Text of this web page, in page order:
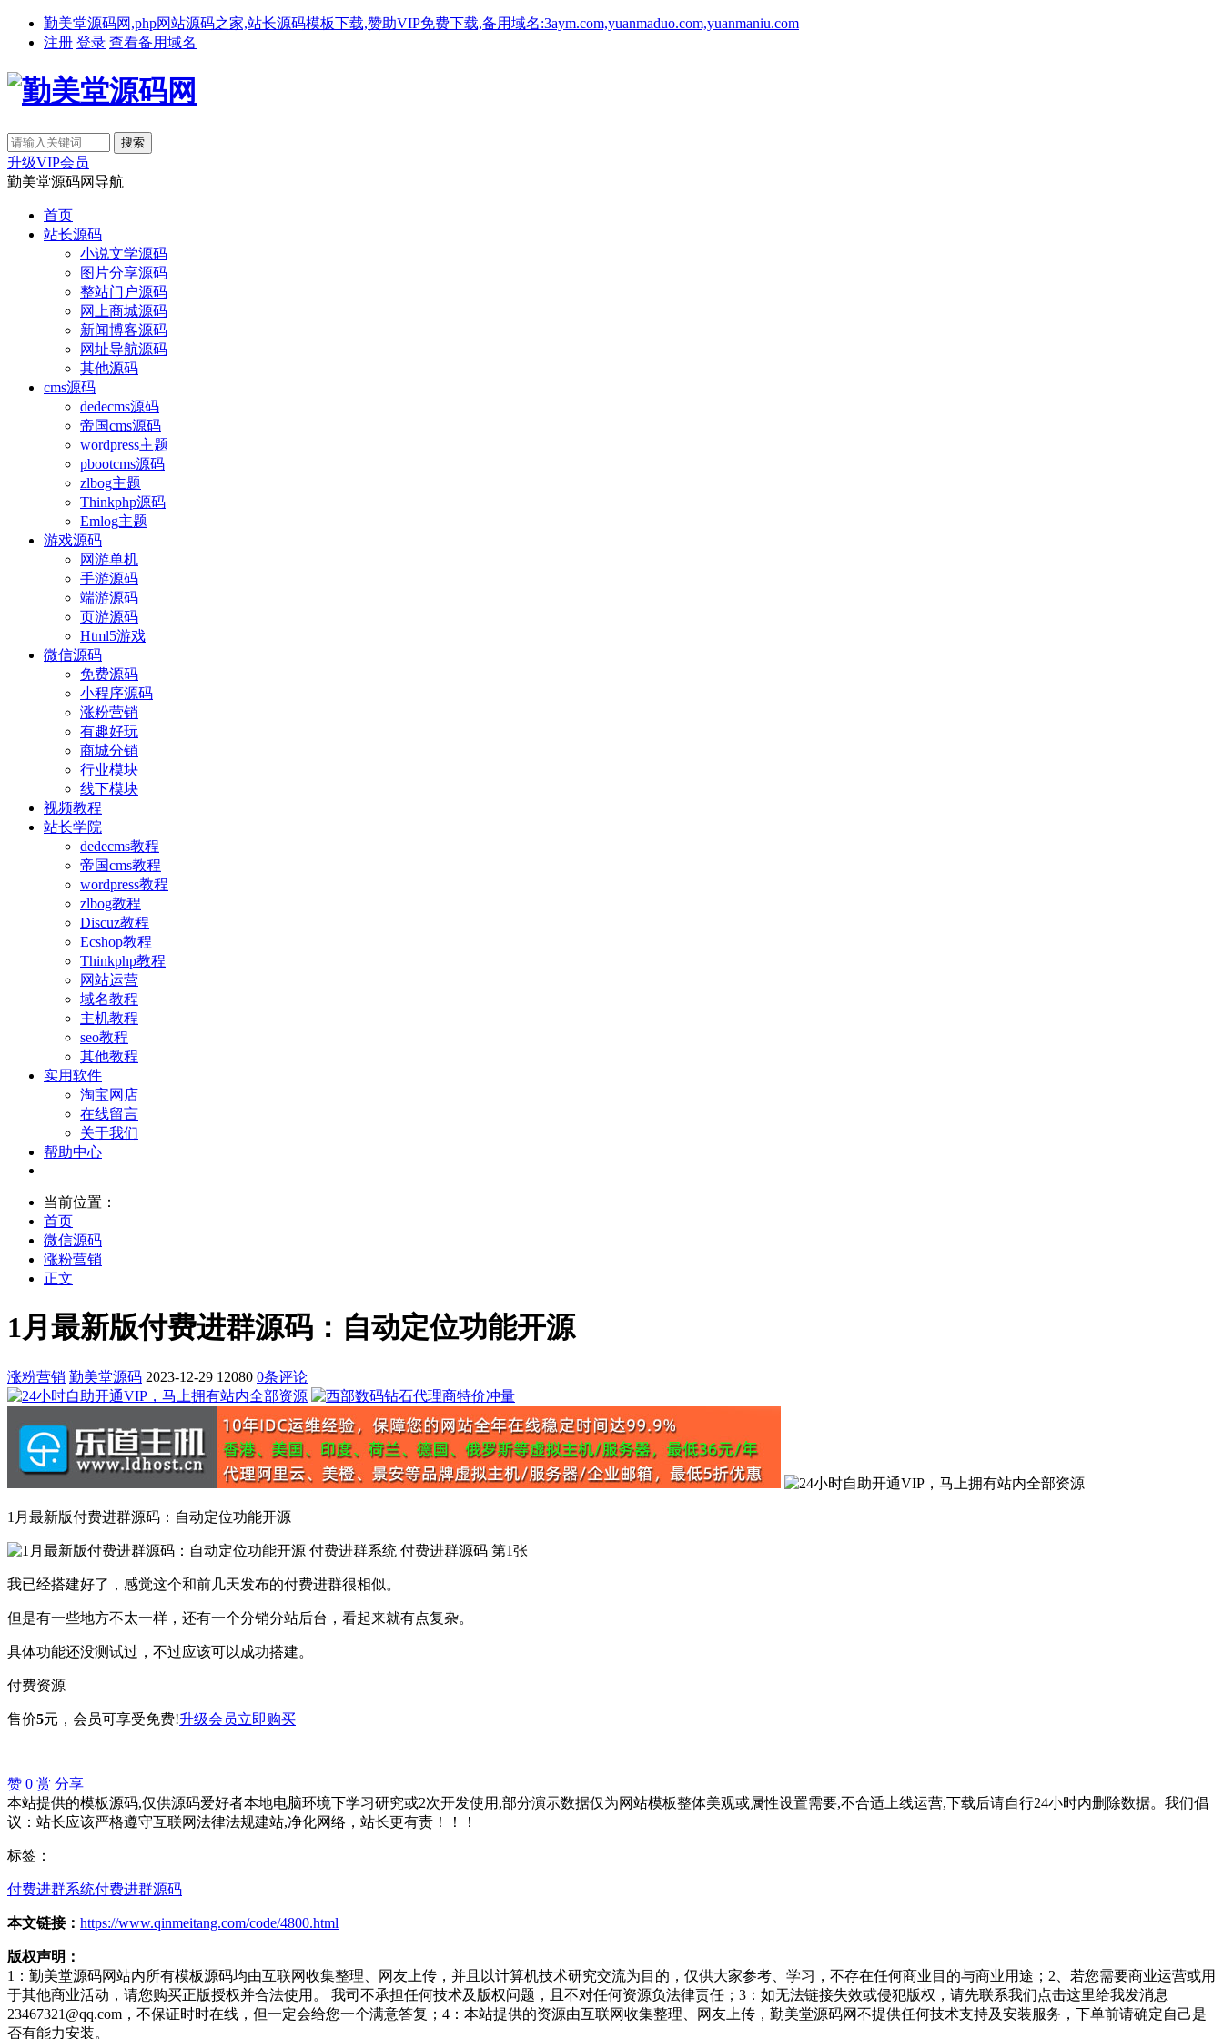
勤美堂源码网,php网站源码之家,站长源码模板下载,赞助VIP免费下载,备用域名:3aym.com,yuanmaduo.com,yuanmaniu.com
注册 登录 查看备用域名
升级VIP会员
勤美堂源码网导航
首页
站长源码
小说文学源码
图片分享源码
整站门户源码
网上商城源码
新闻博客源码
网址导航源码
其他源码
cms源码
dedecms源码
帝国cms源码
wordpress主题
pbootcms源码
zlbog主题
Thinkphp源码
Emlog主题
游戏源码
网游单机
手游源码
端游源码
页游源码
Html5游戏
微信源码
免费源码
小程序源码
涨粉营销
有趣好玩
商城分销
行业模块
线下模块
视频教程
站长学院
dedecms教程
帝国cms教程
wordpress教程
zlbog教程
Discuz教程
Ecshop教程
Thinkphp教程
网站运营
域名教程
主机教程
seo教程
其他教程
实用软件
淘宝网店
在线留言
关于我们
帮助中心
当前位置：
首页
微信源码
涨粉营销
正文
1月最新版付费进群源码：自动定位功能开源
涨粉营销 勤美堂源码 2023-12-29 12080 0条评论
1月最新版付费进群源码：自动定位功能开源
我已经搭建好了，感觉这个和前几天发布的付费进群很相似。
但是有一些地方不太一样，还有一个分销分站后台，看起来就有点复杂。
具体功能还没测试过，不过应该可以成功搭建。
付费资源
售价5元 ，会员可享受免费!升级会员立即购买
赞 0 赏 分享
本站提供的模板源码,仅供源码爱好者本地电脑环境下学习研究或2次开发使用,部分演示数据仅为网站模板整体美观或属性设置需要,不合适上线运营,下载后请自行24小时内删除数据。我们倡
议：站长应该严格遵守互联网法律法规建站,净化网络，站长更有责！！！
标签：
付费进群系统付费进群源码
本文链接： https://www.qinmeitang.com/code/4800.html
版权声明：
1：勤美堂源码网站内所有模板源码均由互联网收集整理、网友上传，并且以计算机技术研究交流为目的，仅供大家参考、学习，不存在任何商业目的与商业用途；2、若您需要商业运营或用
于其他商业活动，请您购买正版授权并合法使用。 我司不承担任何技术及版权问题，且不对任何资源负法律责任；3：如无法链接失效或侵犯版权，请先联系我们点击这里给我发消息
23467321@qq.com，不保证时时在线，但一定会给您一个满意答复；4：本站提供的资源由互联网收集整理、网友上传，勤美堂源码网不提供任何技术支持及安装服务，下单前请确定自己是
否有能力安装。